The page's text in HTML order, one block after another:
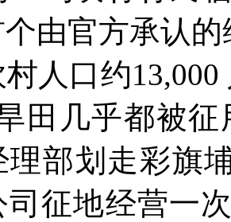
由官方承认
人口约13,000
田几乎都被
理部划走彩旗
司征地经营一